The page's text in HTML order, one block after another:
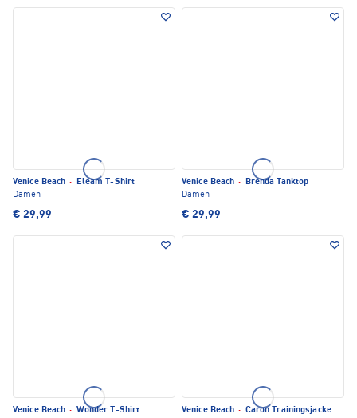
Venice Beach ·
Eleam T-Shirt
Damen
€ 29,99
Venice Beach ·
Brenda Tanktop
Damen
€ 29,99
Venice Beach · Wonder T-Shirt
Venice Beach · Caron Trainingsjacke